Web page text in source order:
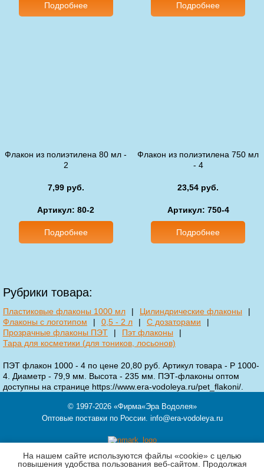
Подробнее Подробнее
Флакон из полиэтилена 80 мл -
2
7,99 руб.
Артикул: 80-2
Подробнее
Флакон из полиэтилена 750 мл
- 4
23,54 руб.
Артикул: 750-4
Подробнее
Рубрики товара:
Пластиковые флаконы 1000 мл | Цилиндрические флаконы
|
Флаконы с логотипом
| 0,5 - 2 л | С дозаторами
|
Прозрачные флаконы ПЭТ
| Пэт флаконы
|
Тара для косметики (для тоников, лосьонов)
ПЭТ флакон 1000 - 4 по цене 20,80 руб. Артикул товара - P 1000-
4. Диаметр - 79,9 мм. Высота - 235 мм. ПЭТ-флаконы оптом
доступны на странице https://www.era-vodoleya.ru/pet_flakoni/.
© 1997-2026 «Фирма«Эра Водолея»
Оптовые поставки по России. info@era-vodoleya.ru
121354,Москва,ул. Кутузова, д.11 корп.3, этаж Ц, пом.II, ком.6-7
На нашем сайте используются файлы «cookie» с целью
повышения удобства пользования веб-сайтом. Продолжая